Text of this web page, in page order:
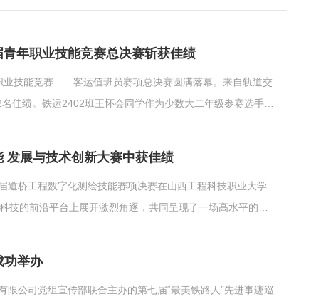
年职业技能竞赛总决赛斩获佳绩
技能竞赛——客运值班员赛项总决赛圆满落幕。来自轨道交
佳绩。铁运2402班王怀会同学作为少数大二年级参赛选手，
发展与技术创新大赛中获佳绩
道桥工程数字化测绘技能赛项决赛在山西工程科技职业大学
技的前沿平台上展开激烈角逐，共同呈现了一场高水平的数
功举办
公司党组宣传部联合主办的第七届“最美铁路人”先进事迹巡